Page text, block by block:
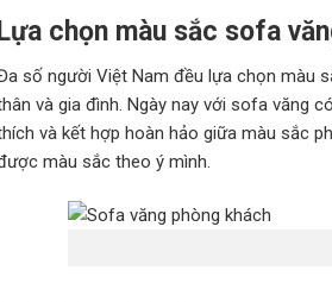
chọn màu sắc sofa
số người Việt Nam đều lựa chọn màu
và gia đình. Ngày nay với sofa văng
và kết hợp hoàn hảo giữa màu sắc
màu sắc theo ý mình.